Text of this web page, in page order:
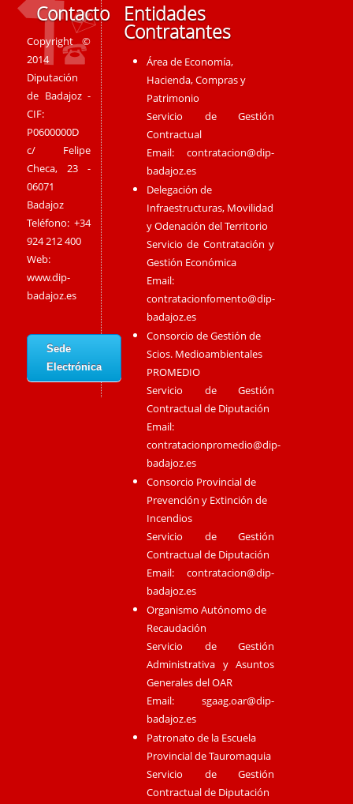
Contacto
Copyright ©
2014
Diputación
de Badajoz -
CIF:
P0600000D
c/ Felipe
Checa, 23 -
06071
Badajoz
Teléfono: +34
924 212 400
Web:
www.dip-
badajoz.es
Sede
Electrónica
Entidades
Contratantes
Área de Economía,
Hacienda, Compras y
Patrimonio
Servicio de Gestión
Contractual
Email:contratacion@dip-
badajoz.es
Delegación de
Infraestructuras, Movilidad
y Odenación del Territorio
Servicio de Contratación y
Gestión Económica
Email:
contratacionfomento@dip-
badajoz.es
Consorcio de Gestión de
Scios. Medioambientales
PROMEDIO
Servicio de Gestión
Contractual de Diputación
Email:
contratacionpromedio@dip-
badajoz.es
Consorcio Provincial de
Prevención y Extinción de
Incendios
Servicio de Gestión
Contractual de Diputación
Email:contratacion@dip-
badajoz.es
Organismo Autónomo de
Recaudación
Servicio de Gestión
Administrativa y Asuntos
Generales del OAR
Email:sgaag.oar@dip-
badajoz.es
Patronato de la Escuela
Provincial de Tauromaquia
Servicio de Gestión
Contractual de Diputación